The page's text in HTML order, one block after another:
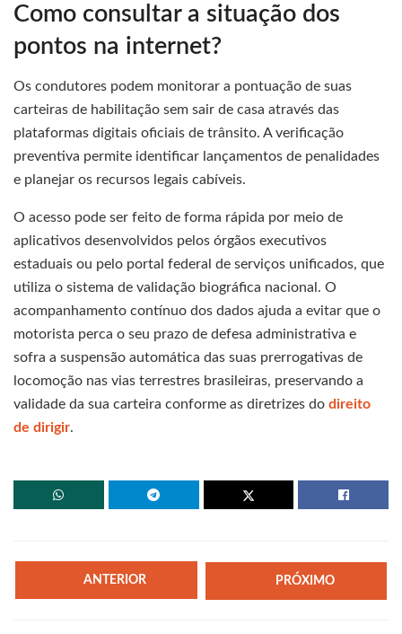
Como consultar a situação dos
pontos na internet?
Os condutores podem monitorar a pontuação de suas
carteiras de habilitação sem sair de casa através das
plataformas digitais oficiais de trânsito. A verificação
preventiva permite identificar lançamentos de penalidades
e planejar os recursos legais cabíveis.
O acesso pode ser feito de forma rápida por meio de
aplicativos desenvolvidos pelos órgãos executivos
estaduais ou pelo portal federal de serviços unificados, que
utiliza o sistema de validação biográfica nacional. O
acompanhamento contínuo dos dados ajuda a evitar que o
motorista perca o seu prazo de defesa administrativa e
sofra a suspensão automática das suas prerrogativas de
locomoção nas vias terrestres brasileiras, preservando a
validade da sua carteira conforme as diretrizes do direito
de dirigir.
ANTERIOR PRÓXIMO